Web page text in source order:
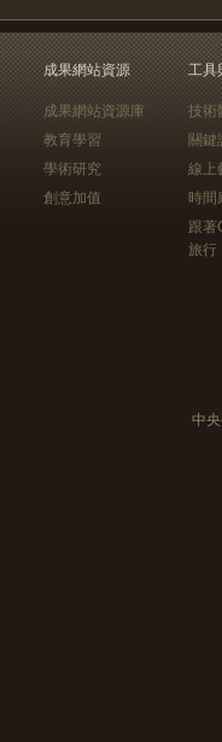
成果網站資源
成果網站資源庫
教育學習
學術研究
創意加值
工具
技術
關鍵
線上
時間
跟
旅行
中